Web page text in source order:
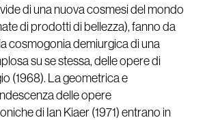
di una nuova cosmesi del mondo
di prodotti di bellezza), fanno da
cosmogonia demiurgica di una
su se stessa, delle opere di
(1968). La geometrica e
delle opere
di Ian Kiaer (1971) entrano in